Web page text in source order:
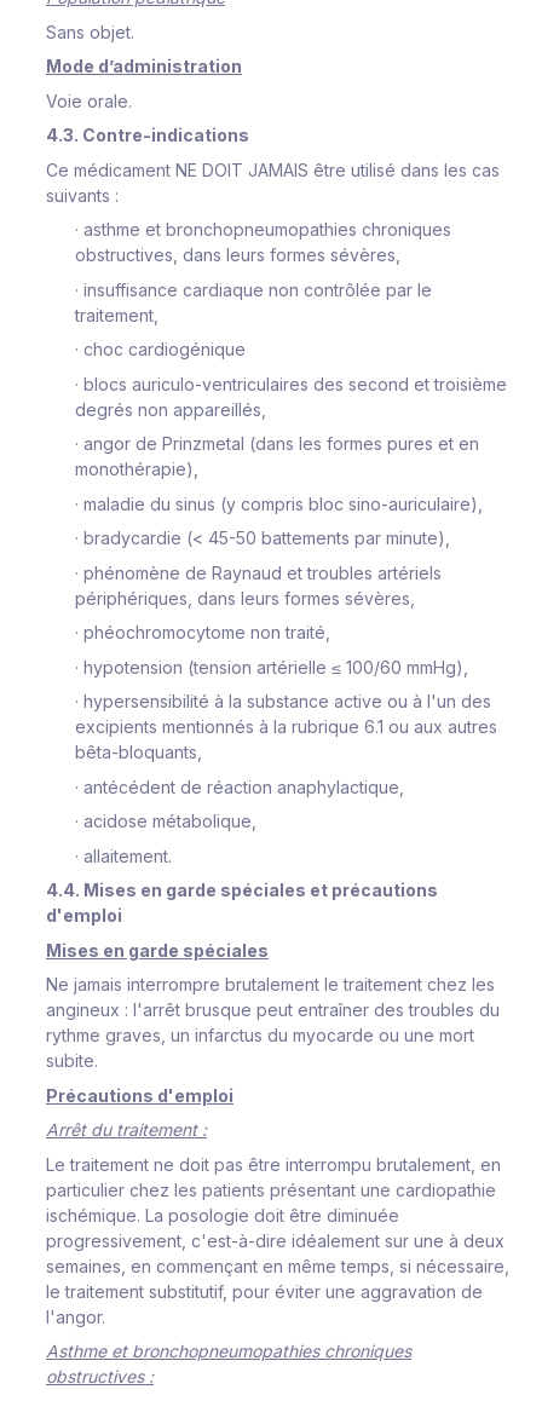
Sans objet.
Mode d’administration
Voie orale.
4.3. Contre-indications
Ce médicament NE DOIT JAMAIS être utilisé dans les cas
suivants :
· asthme et bronchopneumopathies chroniques
obstructives, dans leurs formes sévères,
· insuffisance cardiaque non contrôlée par le
traitement,
· choc cardiogénique
· blocs auriculo-ventriculaires des second et troisième
degrés non appareillés,
· angor de Prinzmetal (dans les formes pures et en
monothérapie),
· maladie du sinus (y compris bloc sino-auriculaire),
· bradycardie (< 45-50 battements par minute),
· phénomène de Raynaud et troubles artériels
périphériques, dans leurs formes sévères,
· phéochromocytome non traité,
· hypotension (tension artérielle ≤ 100/60 mmHg),
· hypersensibilité à la substance active ou à l'un des
excipients mentionnés à la rubrique 6.1 ou aux autres
bêta-bloquants,
· antécédent de réaction anaphylactique,
· acidose métabolique,
· allaitement.
4.4. Mises en garde spéciales et précautions
d'emploi
Mises en garde spéciales
Ne jamais interrompre brutalement le traitement chez les
angineux : l'arrêt brusque peut entraîner des troubles du
rythme graves, un infarctus du myocarde ou une mort
subite.
Précautions d'emploi
Arrêt du traitement :
Le traitement ne doit pas être interrompu brutalement, en
particulier chez les patients présentant une cardiopathie
ischémique. La posologie doit être diminuée
progressivement, c'est-à-dire idéalement sur une à deux
semaines, en commençant en même temps, si nécessaire,
le traitement substitutif, pour éviter une aggravation de
l'angor.
Asthme et bronchopneumopathies chroniques
obstructives :